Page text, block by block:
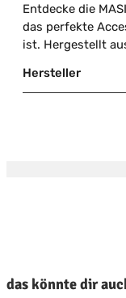
Entdecke die
das perfekte
ist. Hergestellt
Hersteller
das könnte dir